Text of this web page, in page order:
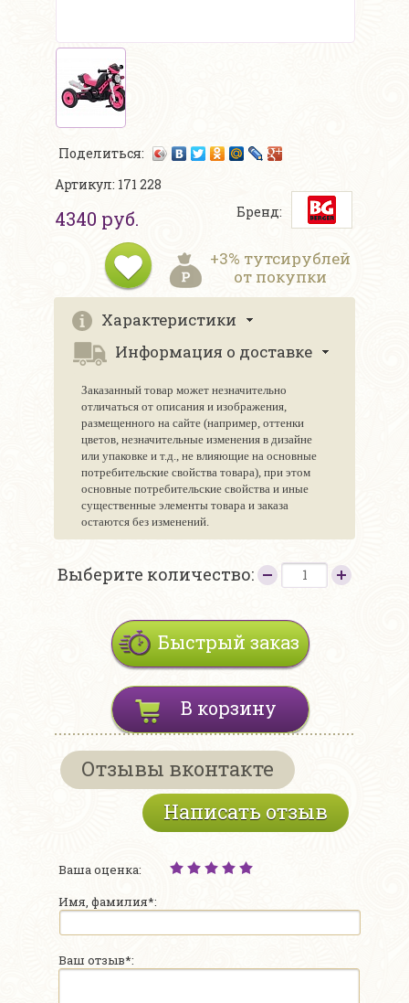
Поделиться:
Артикул: 171 228
4340 руб. Бренд:
+3% тутсирублей
от покупки
Характеристики
Информация о доставке
Заказанный товар может незначительно
отличаться от описания и изображения,
размещенного на сайте (например, оттенки
цветов, незначительные изменения в дизайне
или упаковке и т.д., не влияющие на основные
потребительские свойства товара), при этом
основные потребительские свойства и иные
существенные элементы товара и заказа
остаются без изменений.
Выберите количество:
Быстрый заказ
В корзину
Отзывы вконтакте
Написать отзыв
Ваша оценка:
Имя, фамилия*:
Ваш отзыв*: